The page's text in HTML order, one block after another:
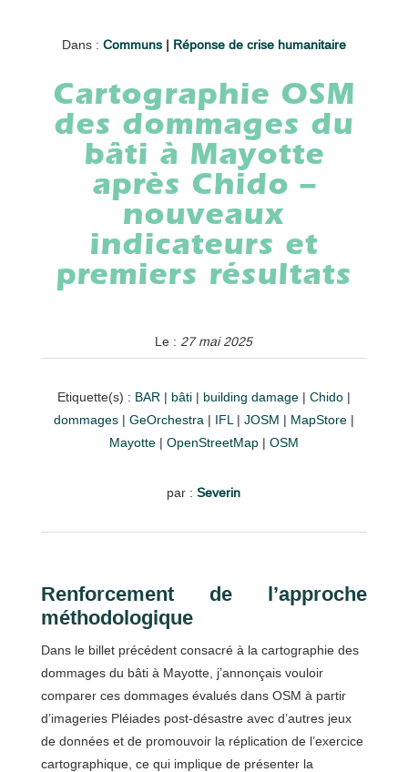
Dans : Communs| Réponse de crise humanitaire
Cartographie OSM
des dommages du
bâti à Mayotte
après Chido –
nouveaux
indicateurs et
premiers résultats
Le : 27 mai 2025
Etiquette(s) : BAR | bâti| building damage| Chido|
dommages| GeOrchestra | IFL | JOSM | MapStore|
Mayotte| OpenStreetMap| OSM
par :Severin
Renforcement de l’approche
méthodologique
Dans le billet précédent consacré à la cartographie des
dommages du bâti à Mayotte, j’annonçais vouloir
comparer ces dommages évalués dans OSM à partir
d’imageries Pléiades post-désastre avec d’autres jeux
de données et de promouvoir la réplication de l’exercice
cartographique, ce qui implique de présenter la